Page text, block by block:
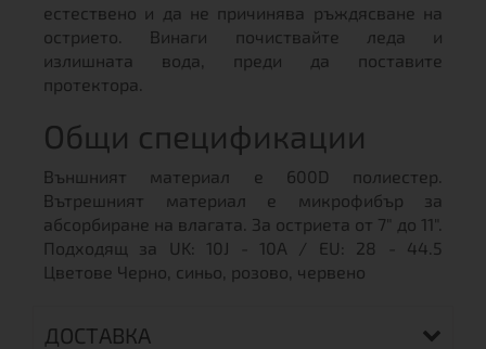
естествено и да не причинява ръждясване на
острието. Винаги почиствайте леда и
излишната вода, преди да поставите
протектора.
Общи спецификации
Външният материал е 600D полиестер.
Вътрешният материал е микрофибър за
абсорбиране на влагата. За остриета от 7" до 11".
Подходящ за UK: 10J - 10A / EU: 28 - 44.5
Цветове Черно, синьо, розово, червено
ДОСТАВКА